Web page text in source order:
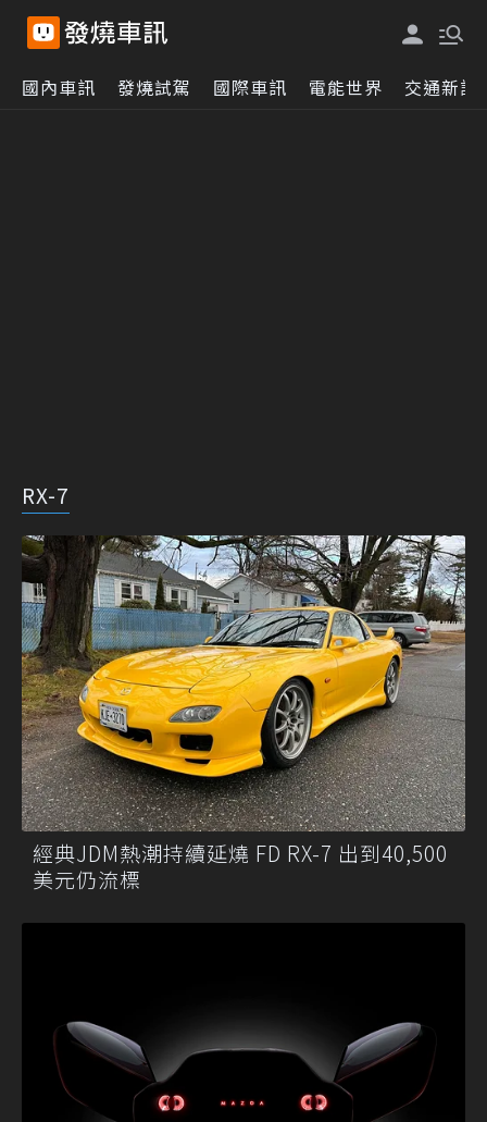
國內車訊 發燒試駕 國際車訊 電能世界 交通新訊
RX-7
經典JDM熱潮持續延燒 FD RX-7 出到40,500
美元仍流標